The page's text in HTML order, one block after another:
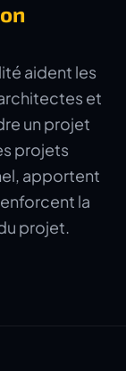
aident les
et
un projet
projets
apportent
la
projet.